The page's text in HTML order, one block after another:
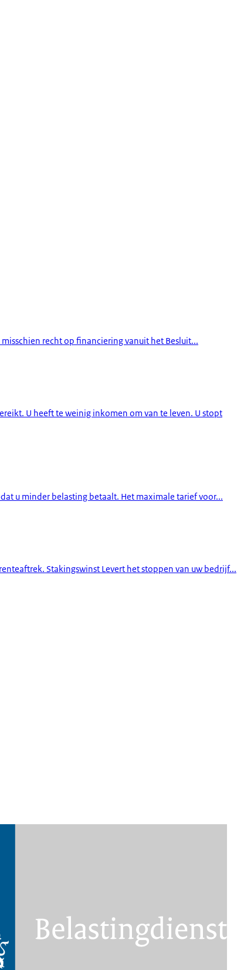
recht op financiering vanuit het Besluit...
U heeft te weinig inkomen om van te leven. U stopt
u minder belasting betaalt. Het maximale tarief voor...
Stakingswinst Levert het stoppen van uw bedrijf...